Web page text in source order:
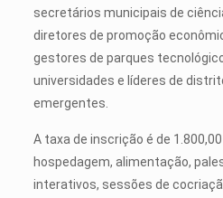
secretários municipais de
diretores de promoção
gestores de parques
universidades e líderes de
emergentes.
A taxa de inscrição é de
hospedagem, alimentação,
interativos, sessões de